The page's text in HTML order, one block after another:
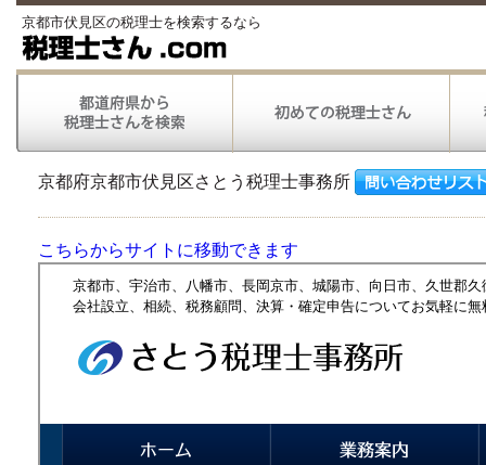
京都市伏見区の税理士を検索するなら
京都府京都市伏見区さとう税理士事務所
こちらからサイトに移動できます